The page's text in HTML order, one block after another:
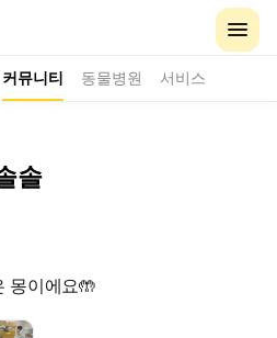
커뮤니티 동물병원 서비스
솔
몽이에요🤲